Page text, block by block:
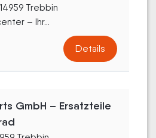
Trebbin
– Ihr...
Details
GmbH – Ersatzteile